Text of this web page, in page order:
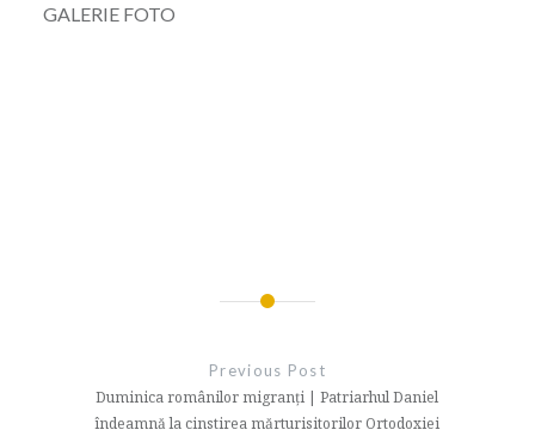
GALERIE FOTO
articole
Previous Post
Duminica românilor migranți | Patriarhul Daniel
îndeamnă la cinstirea mărturisitorilor Ortodoxiei